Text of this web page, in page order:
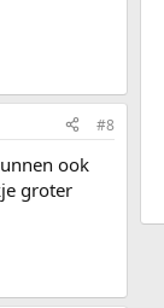
#8
ook
groter